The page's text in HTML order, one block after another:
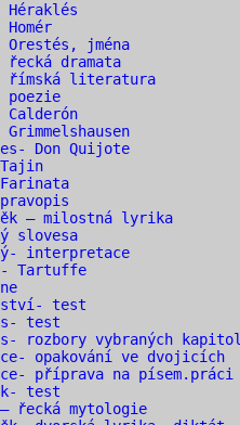
jména
dramata
římská literatura
poezie
Calderón
Don Quijote
– milostná lyrika
slovesa
interpretace
Tartuffe
test
test
rozbory vybraných kapitol
opakování ve dvojicích
příprava na písem.práci
test
řecká mytologie